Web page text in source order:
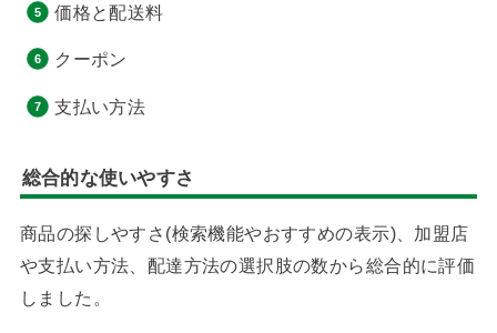
価格と配送料
クーポン
支払い方法
総合的な使いやすさ
商品の探しやすさ(検索機能やおすすめの表示)、加盟店
や支払い方法、配達方法の選択肢の数から総合的に評価
しました。